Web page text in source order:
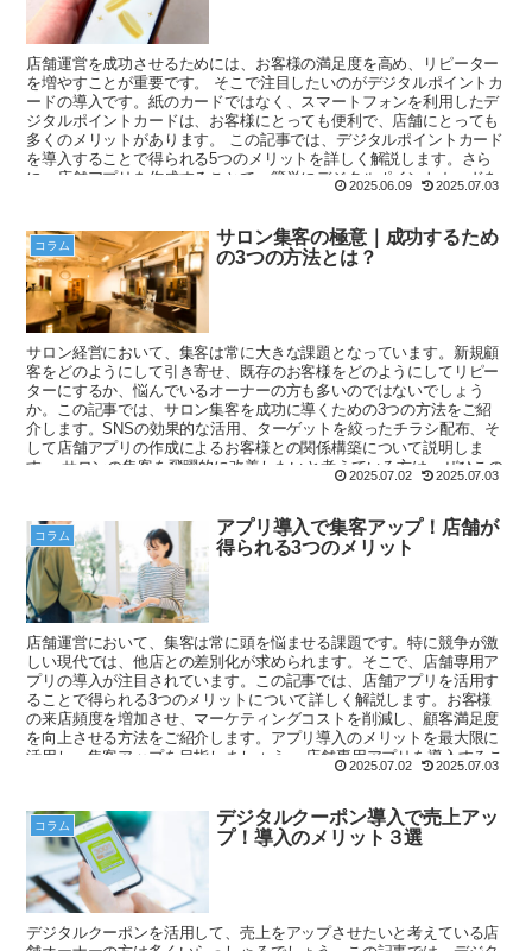
店舗運営を成功させるためには、お客様の満足度を高め、リピーター
を増やすことが重要です。 そこで注目したいのがデジタルポイントカ
ードの導入です。紙のカードではなく、スマートフォンを利用したデ
ジタルポイントカードは、お客様にとっても便利で、店舗にとっても
多くのメリットがあります。 この記事では、デジタルポイントカード
を導入することで得られる5つのメリットを詳しく解説します。さら
に、店舗アプリを作成することで、簡単にデジタルポイントカードを
導入できる方法についても触れていきます。 お客様の利便性を高め、
きましょう。
2025.06.09 2025.07.03
コラム
サロン集客の極意｜成功するため
の3つの方法とは？
サロン経営において、集客は常に大きな課題となっています。新規顧
客をどのようにして引き寄せ、既存のお客様をどのようにしてリピー
ターにするか、悩んでいるオーナーの方も多いのではないでしょう
か。この記事では、サロン集客を成功に導くための3つの方法をご紹
介します。SNSの効果的な活用、ターゲットを絞ったチラシ配布、そ
して店舗アプリの作成によるお客様との関係構築について説明しま
す。 サロンの集客を飛躍的に改善したいと考えている方は、ぜひこの
記事を読んでみてください。新たなアイデアやヒントが見つかること
2025.07.02 2025.07.03
コラム
アプリ導入で集客アップ！店舗が
得られる3つのメリット
店舗運営において、集客は常に頭を悩ませる課題です。特に競争が激
しい現代では、他店との差別化が求められます。そこで、店舗専用ア
プリの導入が注目されています。この記事では、店舗アプリを活用す
ることで得られる3つのメリットについて詳しく解説します。お客様
の来店頻度を増加させ、マーケティングコストを削減し、顧客満足度
を向上させる方法をご紹介します。アプリ導入のメリットを最大限に
活用し、集客アップを目指しましょう。 店舗専用アプリを導入するこ
とで、ブランドの強化や競争優位性の確立ができるようになります。
作成を検討している方は、ぜひこの記事を参考にして、店舗の集客力
を高めてください。
2025.07.02 2025.07.03
コラム
デジタルクーポン導入で売上アッ
プ！導入のメリット３選
デジタルクーポンを活用して、売上をアップさせたいと考えている店